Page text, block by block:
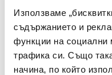
Използваме
съдържанието и
функции на социални
трафика си. Също
начина, по който